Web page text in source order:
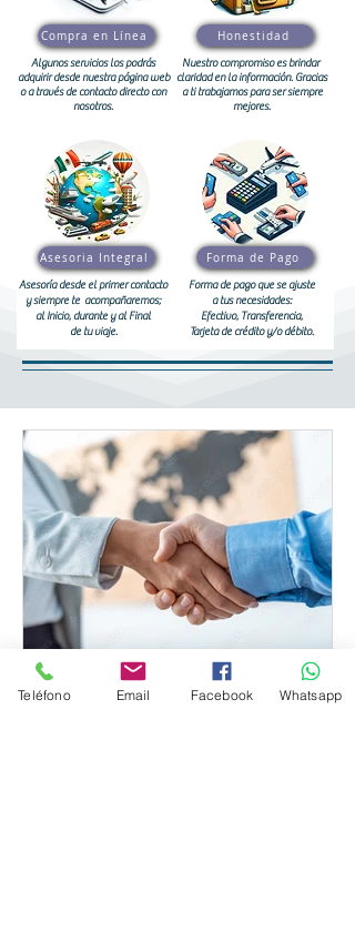
Compra en Línea
Algunos servicios los podrás
adquirir desde nuestra página web
o a través de contacto directo con
nosotros.
Asesoria Integral
Asesoría desde el primer contacto
y siempre te acompañaremos;
al Inicio, durante y al Final
de tu viaje.
Honestidad
Nuestro compromiso es brindar
claridad en la información. Gracias
a ti trabajamos para ser siempre
mejores.
Forma de Pago
Forma de pago que se ajuste
a tus necesidades:
Efectivo, Transferencia,
Tarjeta de crédito y/o débito.
Teléfono Email Facebook Whatsapp